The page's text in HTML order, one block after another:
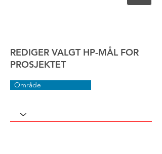
REDIGER VALGT HP-MÅL FOR
PROSJEKTET
Område